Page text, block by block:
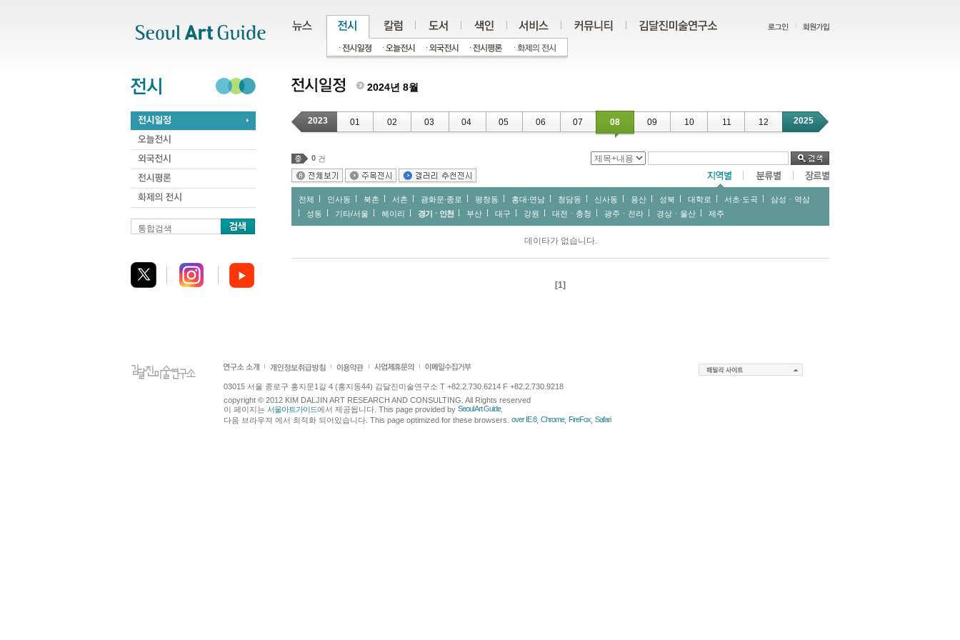
통합검색
2024년 8월
2023 01 02 03 04 05 06 07 08 09 10 11 12 2025
0 건
전체 인사동 북촌 서촌 광화문∙종로 평창동 홍대∙연남 청담동 신사동 용산 성북 대학로 서초∙도곡
삼성ㆍ역삼
성동
기타/서울 헤이리 경기ㆍ인천 부산 대구 강원 대전ㆍ충청 광주ㆍ전라 경상ㆍ울산 제주
데이타가 없습니다.
[1]
03015 서울 종로구 홍지문1길 4 (홍지동44) 김달진미술연구소 T +82.2.730.6214 F +82.2.730.9218
copyright © 2012 KIM DALJIN ART RESEARCH AND CONSULTING. All Rights reserved
이 페이지는 서울아트가이드에서 제공됩니다. This page provided by Seoul Art Guide.
다음 브라우져 에서 최적화 되어있습니다. This page optimized for these browsers. over IE 8, Chrome, FireFox Safari